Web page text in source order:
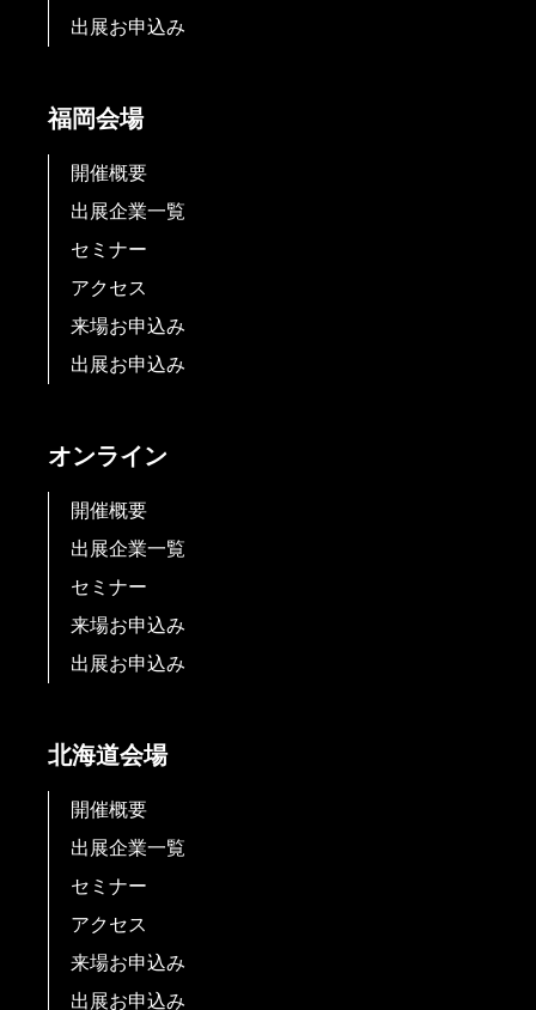
出展お申込み
福岡会場
開催概要
出展企業一覧
セミナー
アクセス
来場お申込み
出展お申込み
オンライン
開催概要
出展企業一覧
セミナー
来場お申込み
出展お申込み
北海道会場
開催概要
出展企業一覧
セミナー
アクセス
来場お申込み
出展お申込み